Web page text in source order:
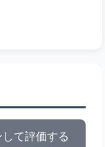
して評価する